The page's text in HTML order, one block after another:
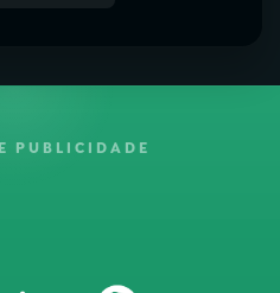
PUBLICIDADE